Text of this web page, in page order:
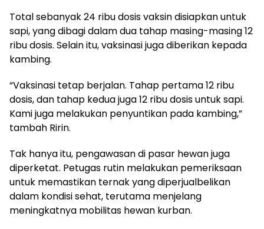
Total sebanyak 24 ribu dosis vaksin disiapkan untuk
sapi, yang dibagi dalam dua tahap masing-masing 12
ribu dosis. Selain itu, vaksinasi juga diberikan kepada
kambing.
“Vaksinasi tetap berjalan. Tahap pertama 12 ribu
dosis, dan tahap kedua juga 12 ribu dosis untuk sapi.
Kami juga melakukan penyuntikan pada kambing,”
tambah Ririn.
Tak hanya itu, pengawasan di pasar hewan juga
diperketat. Petugas rutin melakukan pemeriksaan
untuk memastikan ternak yang diperjualbelikan
dalam kondisi sehat, terutama menjelang
meningkatnya mobilitas hewan kurban.